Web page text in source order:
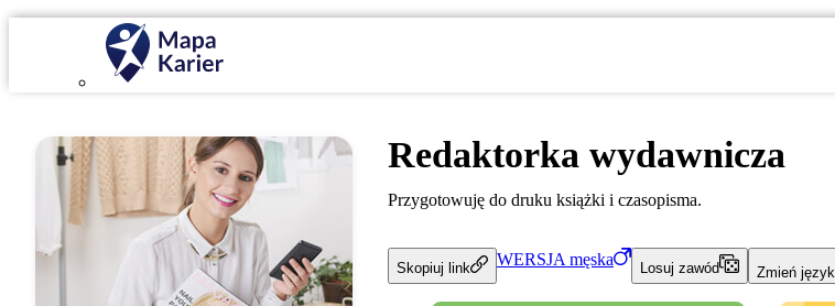
Redaktorka wydawnicza
Przygotowuję do druku książki i czasopisma.
Skopiuj link WERSJA męska
Losuj zawód Zmień język